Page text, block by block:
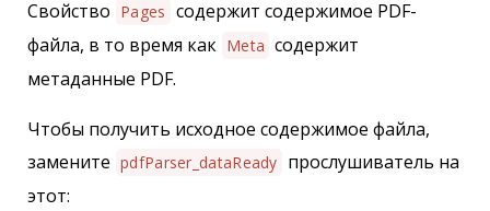
Свойство Pages содержит содержимое PDF-
файла, в то время как Meta содержит
метаданные PDF.
Чтобы получить исходное содержимое файла,
замените pdfParser_dataReady прослушиватель на
этот: